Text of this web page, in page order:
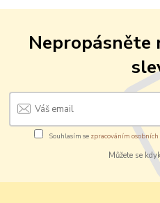
Nepropásněte
Souhlasím se zpracováním
Můžete se